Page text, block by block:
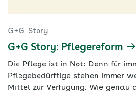
G+G Story
G+G Story: Pflegereform
Die Pflege ist in Not: Denn für
Pflegebedürftige stehen immer
Mittel zur Verfügung. Wie genau